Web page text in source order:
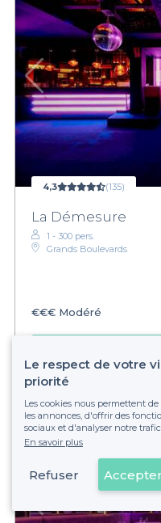
4,3 (135)
La Démesure
1 - 300 pers.
Grands Boulevards
€€€ Modéré
Voir
Le respect de votre
priorité
Les cookies nous permettent
les annonces, d'offrir des
sociaux et d'analyser notre
En savoir plus
Refuser